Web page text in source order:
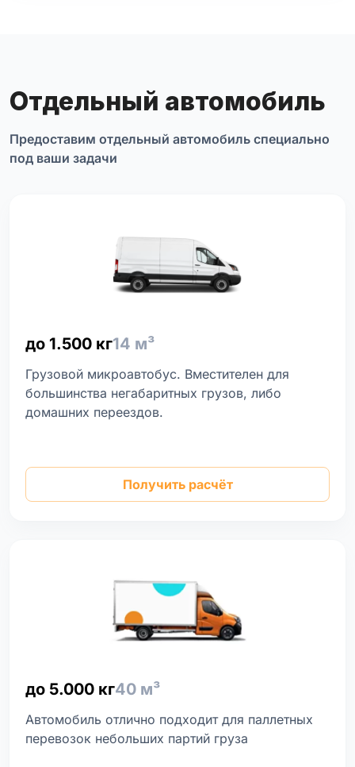
Отдельный автомобиль
Предоставим отдельный автомобиль специально
под ваши задачи
до 1.500 кг14 м³
Грузовой микроавтобус. Вместителен для
большинства негабаритных грузов, либо
домашних переездов.
Получить расчёт
до 5.000 кг40 м³
Автомобиль отлично подходит для паллетных
перевозок небольших партий груза